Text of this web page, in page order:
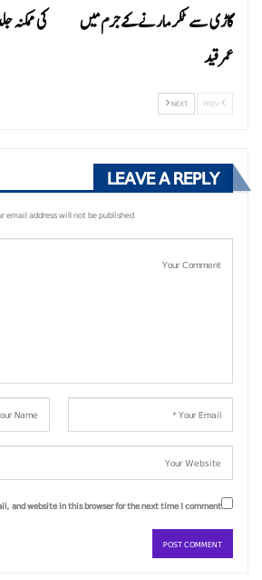
کی ممکنہ
گاڑی سے ٹکر مارنے کے جرم میں
عمر قید
NEXT
LEAVE A REPLY
email address will not be published.
and website in this browser for the next time I comment.